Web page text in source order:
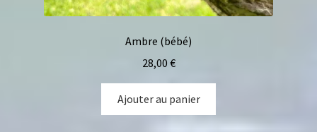
Ambre (bébé)
28,00 €
Ajouter au panier